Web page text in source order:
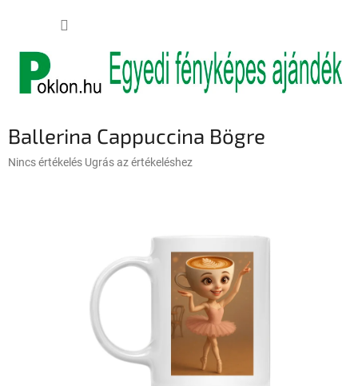
tartalomhoz
Ballerina Cappuccina Bögre
A
Nincs értékelés Ugrás az értékeléshez